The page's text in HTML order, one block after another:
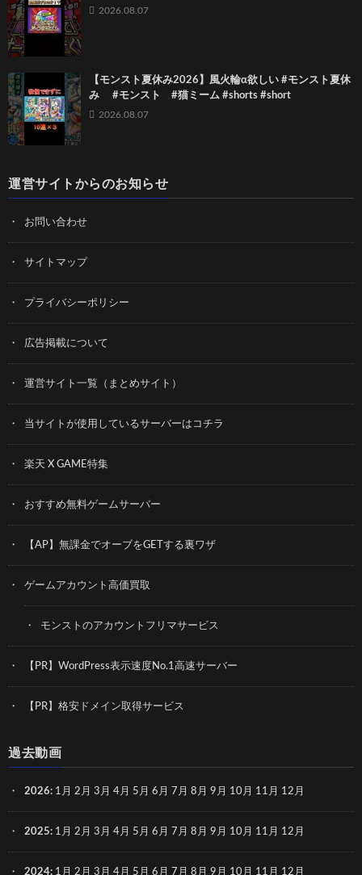
2026.08.07
【モンスト夏休み2026】風火輪α欲しい #モンスト夏休
み #モンスト #猫ミーム #shorts #short
2026.08.07
運営サイトからのお知らせ
お問い合わせ
サイトマップ
プライバシーポリシー
広告掲載について
運営サイト一覧（まとめサイト）
当サイトが使用しているサーバーはコチラ
楽天 X GAME特集
おすすめ無料ゲームサーバー
【AP】無課金でオーブをGETする裏ワザ
ゲームアカウント高価買取
モンストのアカウントフリマサービス
【PR】WordPress表示速度No.1高速サーバー
【PR】格安ドメイン取得サービス
過去動画
2026: 1月 2月 3月 4月 5月 6月 7月 8月 9月 10月 11月 12月
2025: 1月 2月 3月 4月 5月 6月 7月 8月 9月 10月 11月 12月
2024: 1月 2月 3月 4月 5月 6月 7月 8月 9月 10月 11月 12月